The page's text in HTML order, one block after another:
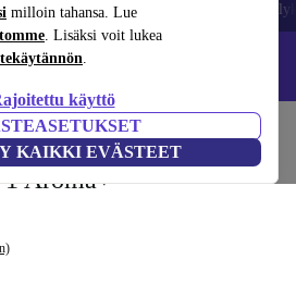
milloin tahansa. Lue
. Lisäksi voit lukea
.
käyttö
KAIKKI EVÄSTEET
Kannettavat tietokoneet
– Koodi: IPHONEDEAL –
Kahvi
Aroma+